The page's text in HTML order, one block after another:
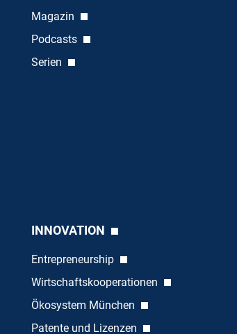
Magazin
Podcasts
Serien
INNOVATION
Entrepreneurship
Wirtschaftskooperationen
Ökosystem München
Patente und Lizenzen